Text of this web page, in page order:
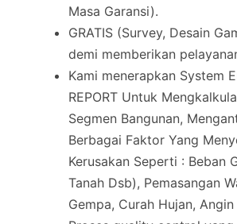
Masa Garansi).
GRATIS (Survey, Desain
demi memberikan
Kami menerapkan System
REPORT Untuk
Segmen Bangunan,
Berbagai Faktor Yang
Kerusakan Seperti : Beban
Tanah Dsb), Pemasangan
Gempa, Curah Hujan, Angin